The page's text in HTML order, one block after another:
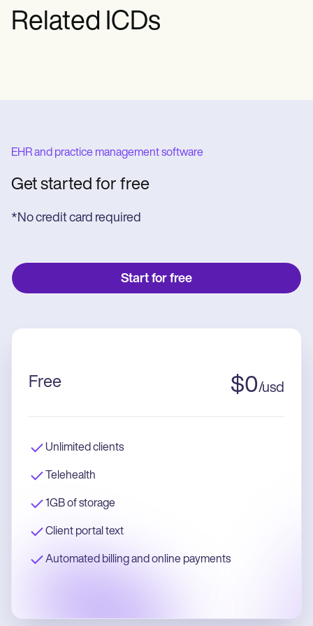
Related ICDs
EHR and practice management software
Get started for free
*No credit card required
Start for free
Free $0/usd
Unlimited clients
Telehealth
1GB of storage
Client portal text
Automated billing and online payments